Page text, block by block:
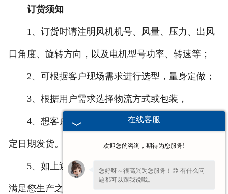
订货须知
1、订货时请注明风机机号、风量、压力、出风
口角度、旋转方向，以及电机型号功率、转速等；
2、可根据客户现场需求进行选型，量身定做；
3、根据用户需求选择物流方式或包装，
4、想客户之所想，急客户之所急，随时或按约
定日期发货。
5、如上述机号、出风口角度、传动方式均不能
满足您生产之需，我厂可以为您设计制造您满意的风
在线客服
欢迎您的咨询，期待为您服务!
您好呀～很高兴为您服务！😊 有什么问
题都可以跟我说哦。